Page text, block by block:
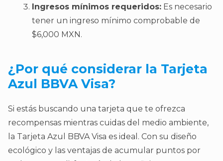
Ingresos mínimos requeridos: Es necesario
tener un ingreso mínimo comprobable de
$6,000 MXN.
¿Por qué considerar la Tarjeta
Azul BBVA Visa?
Si estás buscando una tarjeta que te ofrezca
recompensas mientras cuidas del medio ambiente,
la Tarjeta Azul BBVA Visa es ideal. Con su diseño
ecológico y las ventajas de acumular puntos por